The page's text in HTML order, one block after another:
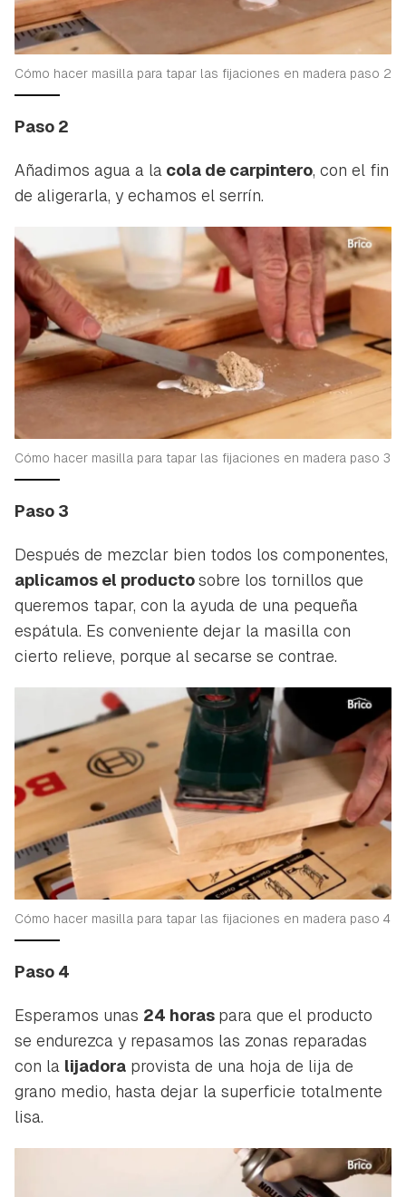
Guardar como favorito
Para poder guardar como favorito, primero has de
iniciar sesión con tu cuenta de Hogarmanía.
INICIAR SESIÓN CANCELAR
Cómo hacer masilla para tapar las fijaciones en madera paso 2
Paso 2
Añadimos agua a la cola de carpintero, con el fin
de aligerarla, y echamos el serrín.
Cómo hacer masilla para tapar las fijaciones en madera paso 3
Paso 3
Después de mezclar bien todos los componentes,
aplicamos el productosobre los tornillos que
queremos tapar, con la ayuda de una pequeña
espátula. Es conveniente dejar la masilla con
cierto relieve, porque al secarse se contrae.
Cómo hacer masilla para tapar las fijaciones en madera paso 4
Paso 4
Esperamos unas 24 horas para que el producto
se endurezca y repasamos las zonas reparadas
con la lijadora provista de una hoja de lija de
grano medio, hasta dejar la superficie totalmente
lisa.
Contenido enviado
Gracias por suscribirte a nuestro boletín.